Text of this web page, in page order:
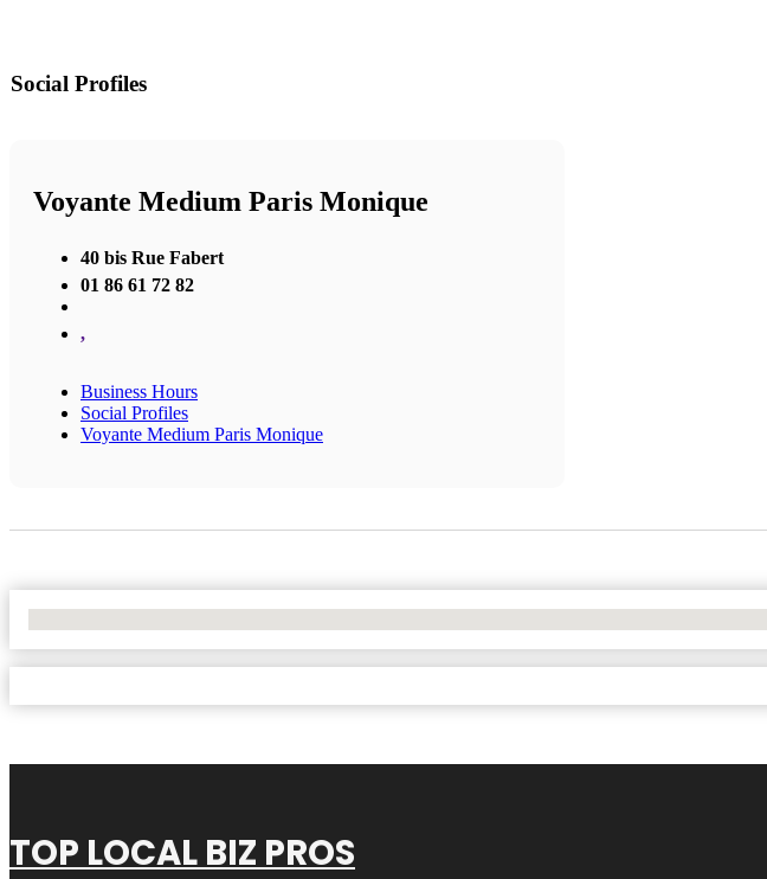
Social Profiles
Voyante Medium Paris Monique
40 bis Rue Fabert
01 86 61 72 82
,
Business Hours
Social Profiles
Voyante Medium Paris Monique
TOP LOCAL BIZ PROS